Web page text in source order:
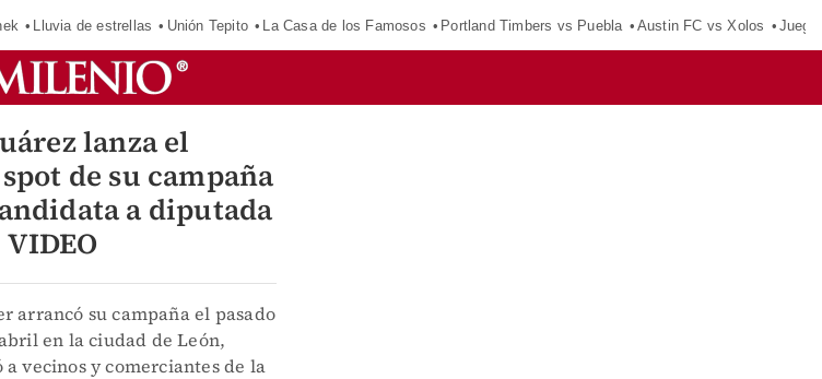
Lluvia de estrellas Unión Tepito La Casa de los Famosos Portland Timbers vs Puebla Austin FC vs Xolos
lanza el
de su campaña
a diputada
arrancó su campaña el pasado
en la ciudad de León,
vecinos y comerciantes de la